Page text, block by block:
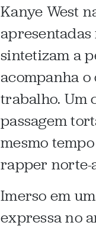
Kanye West
sintetizam a
acompanha
trabalho. Um
passagem
mesmo
rapper norte-
Imerso em
expressa no